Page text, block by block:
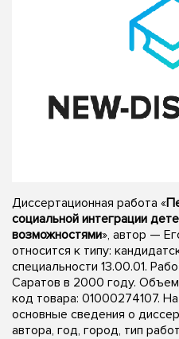
Диссертационная работа «
социальной интеграции
возможностями», автор —
относится к типу:
специальности 13.00.01.
Саратов в 2000 году. Объем
код товара: 01000274107.
основные сведения о
автора, год, город, тип